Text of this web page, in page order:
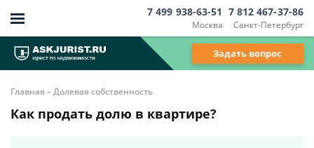
Москва
7 499 938-63-51
Санкт-Петербург
7 812 467-37-86
Задать вопрос
Главная - Долевая собственность
Как продать долю в квартире?